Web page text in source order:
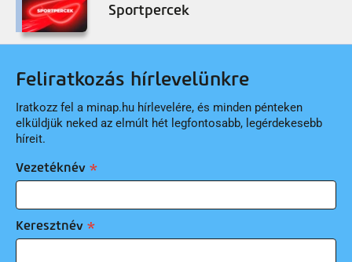
Sportpercek
Feliratkozás hírlevelünkre
Iratkozz fel a minap.hu hírlevelére, és minden pénteken
elküldjük neked az elmúlt hét legfontosabb, legérdekesebb
híreit.
Vezetéknév
Keresztnév